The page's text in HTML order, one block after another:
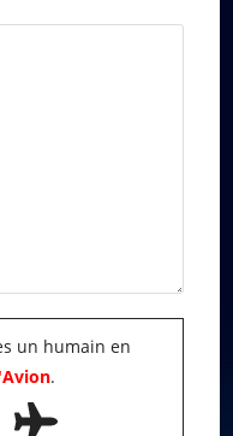
un humain en
.